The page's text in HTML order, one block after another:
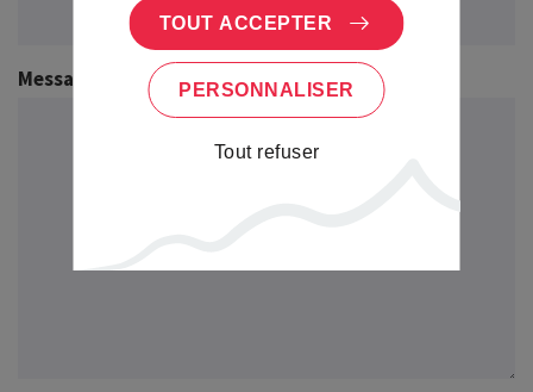
Message
TOUT ACCEPTER
PERSONNALISER
Tout refuser